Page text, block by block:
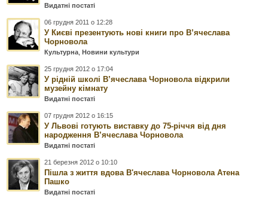
Видатні постаті
06 грудня 2011 о 12:28
У Києві презентують нові книги про В’ячеслава
Чорновола
Культурна ,Новини культури
25 грудня 2012 о 17:04
У рідній школі В’ячеслава Чорновола відкрили
музейну кімнату
Видатні постаті
07 грудня 2012 о 16:15
У Львові готують виставку до 75-річчя від дня
народження В’ячеслава Чорновола
Видатні постаті
21 березня 2012 о 10:10
Пішла з життя вдова В'ячеслава Чорновола Атена
Пашко
Видатні постаті